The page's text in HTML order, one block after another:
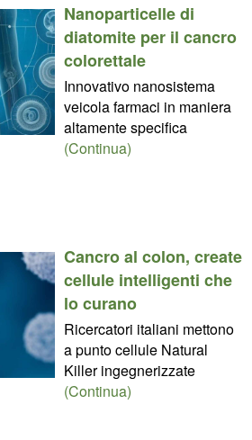
Nanoparticelle di
diatomite per il cancro
colorettale
Innovativo nanosistema
veicola farmaci in maniera
altamente specifica
(Continua)
Cancro al colon, create
cellule intelligenti che
lo curano
Ricercatori italiani mettono
a punto cellule Natural
Killer ingegnerizzate
(Continua)